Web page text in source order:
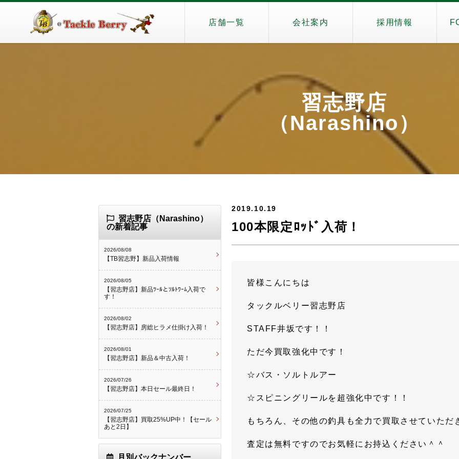
店舗一覧 会社案内 採用情報
習志野店
（Narashino）
2019.10.19
100本限定ﾛｯﾄﾞ入荷！
皆様こんにちは
タックルベリー習志野店
STAFF井坂です！！
ただ今買取強化中です！
☆バス・ソルトルアー
☆スピニングリールを超強化中です！！
もちろん、その他の釣具も全力で買取させていただ
査定は無料ですのでお気軽にお持込ください＾＾
習志野店（Narashino）
の新着記事
2026/08/08
【TB習志野】新品入荷情報
2026/08/05
【習志野店】新品ﾂｰﾙとｿﾙﾄﾜｰﾑ入荷で
す！
2026/08/02
【習志野店】房総ヒラメ仕掛け入荷！
2026/08/01
【習志野店】新品＆中古入荷！
2026/07/26
【習志野店】本日セール最終日！
2026/07/25
【習志野店】買取25%UP中！【セール
あと2日】
月別バックナンバー